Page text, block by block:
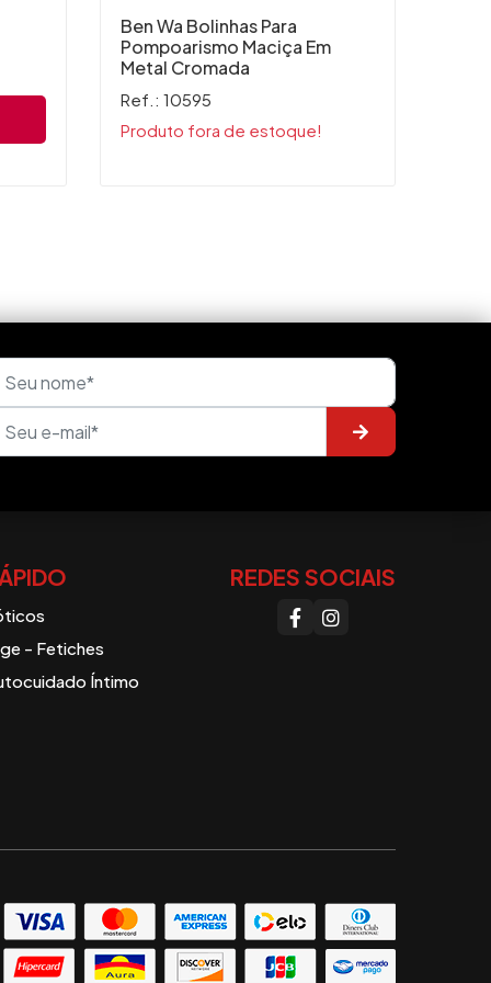
Ben Wa Bolinhas Para
Pompoarismo Maciça Em
Metal Cromada
Ref.: 10595
Produto fora de estoque!
- Fetiches
Íntimo
REDES SOCIAIS